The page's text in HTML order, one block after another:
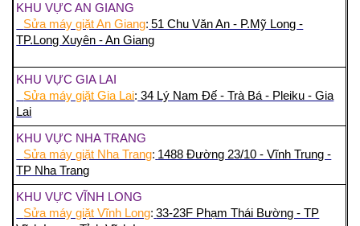
KHU VỰC AN GIANG
Sửa máy giặt An Giang: 51 Chu Văn An - P.Mỹ Long -
TP.Long Xuyên - An Giang
KHU VỰC GIA LAI
Sửa máy giặt Gia Lai: 34 Lý Nam Đế - Trà Bá - Pleiku - Gia
Lai
KHU VỰC NHA TRANG
Sửa máy giặt Nha Trang: 1488 Đường 23/10 - Vĩnh Trung -
TP Nha Trang
KHU VỰC VĨNH LONG
Sửa máy giặt Vĩnh Long: 33-23F Phạm Thái Bường - TP